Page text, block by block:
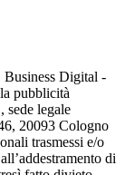
Digital -
pubblicità
legale
20093 Cologno
trasmessi e/o
di